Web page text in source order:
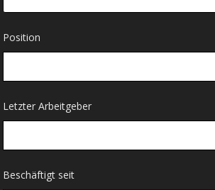
Position
Letzter Arbeitgeber
Beschäftigt seit